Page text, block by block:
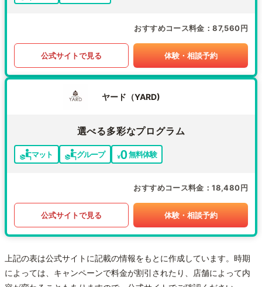
おすすめコース料金 87,560円
公式サイトで見る 体験・相談予約
ヤード（YARD)
選べる多彩なプログラム
マット グループ 無料体験
おすすめコース料金 18,480円
公式サイトで見る 体験・相談予約
上記の表は公式サイトに記載の情報をもとに作成しています。時期
によっては、キャンペーンで料金が割引されたり、店舗によって内